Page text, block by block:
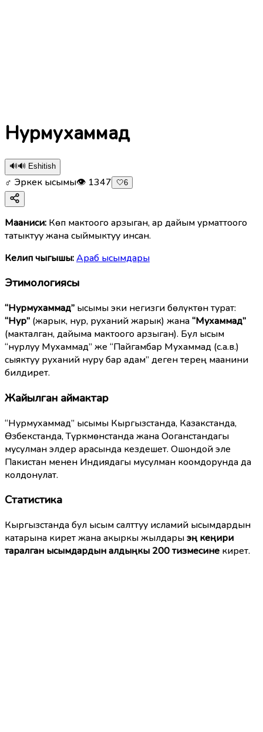
Нурмухаммад
🔊🔊 Eshitish
♂ Эркек ысымы👁 1347 🤍6
Мааниcи: Көп мактоого арзыган, ар дайым урматтоого
татыктуу жана сыймыктуу инсан.
Келип чыгышы:Араб ысымдары
Этимологиясы
“Нурмухаммад” ысымы эки негизги бөлүктөн турат:
“Нур” (жарык, нур, руханий жарык) жана“Мухаммад”
(макталган, дайыма мактоого арзыган). Бул ысым
“нурлуу Мухаммад” же “Пайгамбар Мухаммад (с.а.в.)
сыяктуу руханий нуру бар адам” деген терең маанини
билдирет.
Жайылган аймактар
“Нурмухаммад” ысымы Кыргызстанда, Казакстанда,
Өзбекстанда, Түркмөнстанда жана Ооганстандагы
мусулман элдер арасында кездешет. Ошондой эле
Пакистан менен Индиядагы мусулман коомдорунда да
колдонулат.
Статистика
Кыргызстанда бул ысым салттуу исламий ысымдардын
катарына кирет жана акыркы жылдарыэң кеңири
таралган ысымдардын алдыңкы 200 тизмесине кирет.